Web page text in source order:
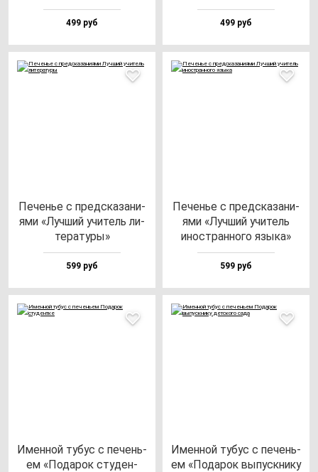
499 руб 499 руб
Печенье с пред­ска­за­ни­
ями «Луч­ший учи­тель ли­
те­ра­ту­ры»
599 руб
Печенье с пред­ска­за­ни­
ями «Луч­ший учи­тель
инос­тран­но­го язы­ка»
599 руб
Имен­ной ту­бус с пе­чень­
ем «Пода­рок сту­ден­
Имен­ной ту­бус с пе­чень­
ем «Пода­рок вы­пус­кни­ку